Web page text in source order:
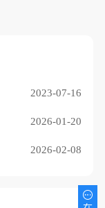
2023-07-16
2026-01-20
2026-02-08